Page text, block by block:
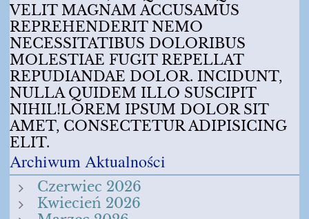
VELIT MAGNAM ACCUSAMUS
REPREHENDERIT NEMO
NECESSITATIBUS DOLORIBUS
MOLESTIAE FUGIT REPELLAT
REPUDIANDAE DOLOR. INCIDUNT,
NULLA QUIDEM ILLO SUSCIPIT
NIHIL!LOREM IPSUM DOLOR SIT
AMET, CONSECTETUR ADIPISICING
ELIT.
Archiwum Aktualności
Czerwiec 2026
Kwiecień 2026